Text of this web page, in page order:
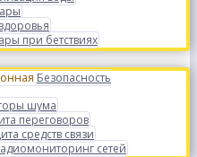
при бетствиях
Безопасность
шума
переговоров
средств связи
сетей